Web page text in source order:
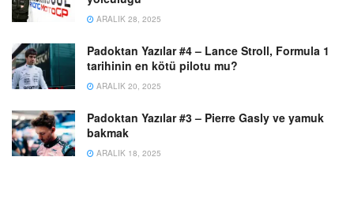
ARALIK 28, 2025
Padoktan Yazılar #4 – Lance Stroll, Formula 1
tarihinin en kötü pilotu mu?
ARALIK 20, 2025
Padoktan Yazılar #3 – Pierre Gasly ve yamuk
bakmak
ARALIK 18, 2025